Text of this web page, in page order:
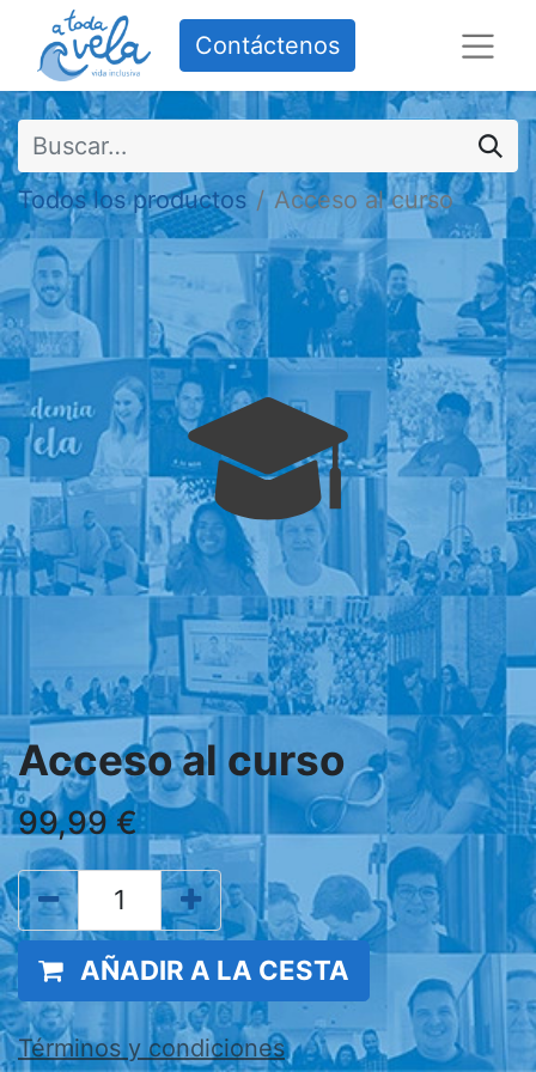
Contáctenos
Todos los productos Acceso al curso
Acceso al curso
99,99€
AÑADIR A LA CESTA
Términos y condiciones